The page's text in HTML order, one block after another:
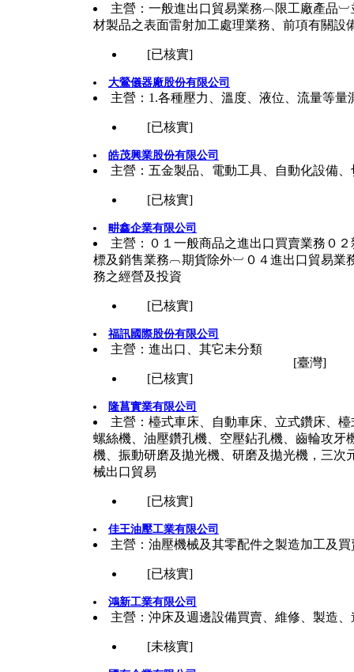
主營：一般進出口貿易業務︹限工廠產品
材製品之表面雷射加工處理業務、前項有關設
[已核實]
大鶯儀器廠股份有限公司
主營：1.各種壓力、溫度、液位、流量等
[已核實]
皓茂興業股份有限公司
主營：五金製品、電動工具、自動化設備
[已核實]
畊鑫企業有限公司
主營：０１一般商品之進出口買賣業務０
標及銷售業務︹期貨除外︺０４進出口貿易
務之經營及投資
[已核實]
福訊國際股份有限公司
主營：進出口、其它未分類
[已核實]
[臺灣]
隆菖實業有限公司
主營：檯式車床、自動車床、立式鑽床、
螺絲機、油壓鑽孔機、空壓鉆孔機、齒輪攻
機、振動研磨及拋光機、研磨及拋光機，三
械出口貿易
[已核實]
佳王油壓工業有限公司
主營：油壓機械及其零配件之製造加工及
[已核實]
鴻新工業有限公司
主營：沖床及週邊設備買賣、維修、製造、
[未核實]